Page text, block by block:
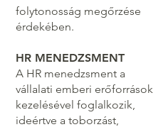
folytonosság megőrzése
érdekében.
HR MENEDZSMENT
A HR menedzsment a
vállalati emberi erőforrások
kezelésével foglalkozik,
ideértve a toborzást,